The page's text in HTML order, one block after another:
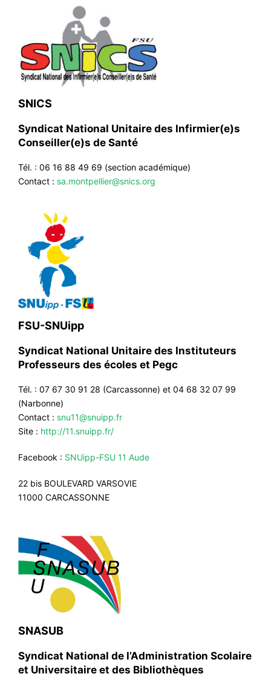
SNICS
Syndicat National Unitaire des Infirmier(e)s
Conseiller(e)s de Santé
Tél. : 06 16 88 49 69 (section académique)
Contact : sa.montpellier@snics.org
FSU-SNUipp
Syndicat National Unitaire des Instituteurs
Professeurs des écoles et Pegc
Tél. : 07 67 30 91 28 (Carcassonne) et 04 68 32 07 99
(Narbonne)
Contact : snu11@snuipp.fr
Site : http://11.snuipp.fr/
Facebook : SNUipp-FSU 11 Aude
22 bis BOULEVARD VARSOVIE
11000 CARCASSONNE
SNASUB
Syndicat National de l’Administration Scolaire
et Universitaire et des Bibliothèques